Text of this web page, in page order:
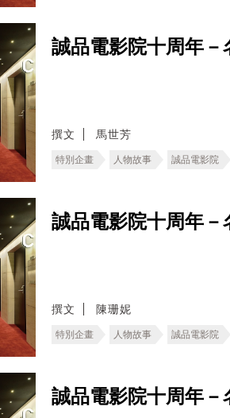
誠品電影院十周年
撰文 馬世芳
特別企畫 人物故事 誠品電影院
誠品電影院十周年
撰文 陳珊妮
特別企畫 人物故事 誠品電影院
誠品電影院十周年